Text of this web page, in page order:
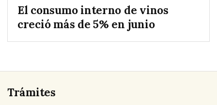
El consumo interno de vinos
creció más de 5% en junio
Trámites